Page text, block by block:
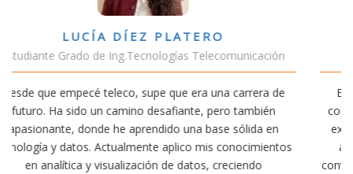
de
en
VÍCTOR SÁNCHEZ VALENCIA
Estudiante Doble Grado Teleco-ADE
Estudiar teleco me ha permitido comprender cómo la
conectividad afecta nuestra vida diaria. Aunque la
exige esfuerzo, he dedicado parte de mi tiempo a
actividades como el salvamento y socorrismo. Estoy
convencido de que elegir teleco ha sido una de las